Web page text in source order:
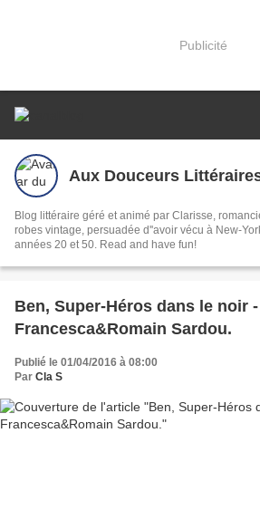
Publicité
Aux Douceurs
Blog littéraire géré et animé par Clarisse,
robes vintage, persuadée d''avoir vécu à New-York quelque part entre les
années 20 et 50. Read and have fun!
Ben, Super-Héros dans le noir -
Francesca&Romain Sardou.
Publié le 01/04/2016 à 08:00
Par Cla S